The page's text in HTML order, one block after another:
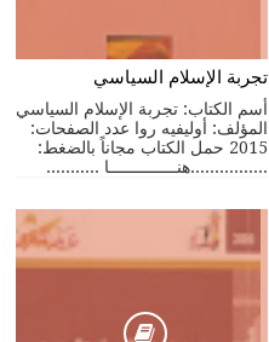
تجربة الإسلام السياسي
أسم الكتاب: تجربة الإسلام السياسي
المؤلف: أوليفيه روا عدد الصفحات:
2015 حمل الكتاب مجاناً بالضغط:
................هنــــــــــــــا ...........